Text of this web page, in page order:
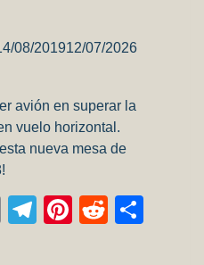
08/201912/07/2026
avión en superar la
vuelo horizontal.
nueva mesa de
CopyTelegram
Pinterest
Reddit